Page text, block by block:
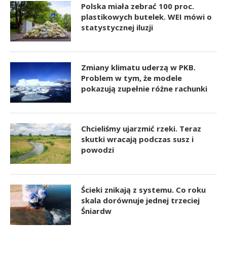
Polska miała zebrać 100 proc.
plastikowych butelek. WEI mówi o
statystycznej iluzji
Zmiany klimatu uderzą w PKB.
Problem w tym, że modele
pokazują zupełnie różne rachunki
Chcieliśmy ujarzmić rzeki. Teraz
skutki wracają podczas susz i
powodzi
Ścieki znikają z systemu. Co roku
skala dorównuje jednej trzeciej
Śniardw